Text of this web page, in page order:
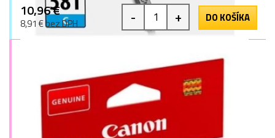
10,96 €
8,91 € bez DPH - + DO KOŠÍKA